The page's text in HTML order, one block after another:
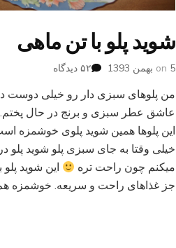
شوید پلو با تن ماهی
on 5 بهمن 1393 ۵۲ دیدگاه
پلو
با
تن
ماهی
من پلوهای سبزی دار رو خیلی دوست
عاشق عطر سبزی و برنج در حال پختم.
این پلوها همین شوید پلوی خوشمزه
خیلی وقتا به جای سبزی پلو شوید پلو
میکنم چون راحت تره
این شوید
جز غذاهای راحت و سریعه. خوشمزه